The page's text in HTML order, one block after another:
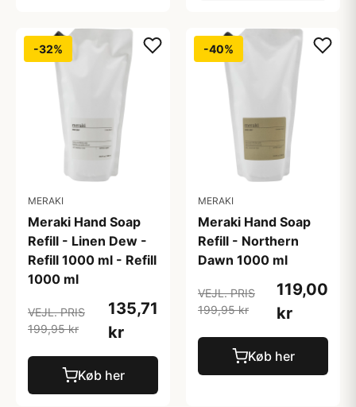
-32%
MERAKI
Meraki Hand Soap
Refill - Linen Dew -
Refill 1000 ml - Refill
1000 ml
VEJL. PRIS
199,95 kr
135,71
kr
Køb her
-40%
MERAKI
Meraki Hand Soap
Refill - Northern
Dawn 1000 ml
VEJL. PRIS
199,95 kr
119,00
kr
Køb her